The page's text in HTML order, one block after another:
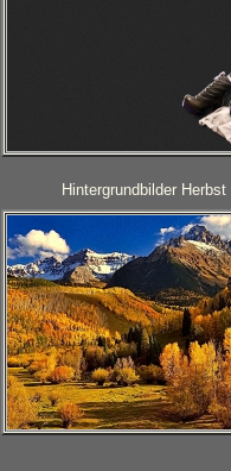
Hintergrundbilder